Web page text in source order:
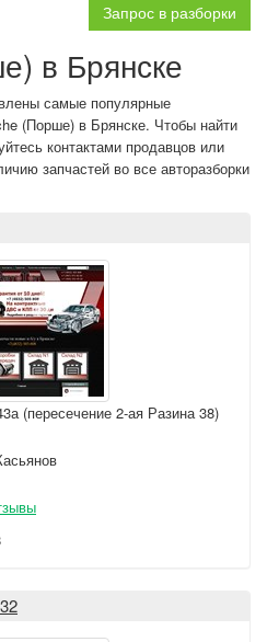
Запрос в разборки
в Брянске
самые популярные
(Порше) в Брянске. Чтобы найти
контактами продавцов или
запчастей во все авторазборки
(пересечение 2-ая Разина 38)